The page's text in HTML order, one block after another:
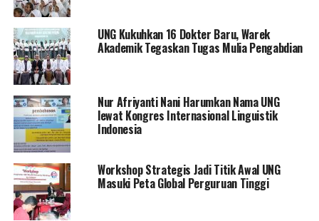
Beasiswa ini tidak hanya memberikan bebas biaya Uang
Kuliah Tunggal (UKT) per semester, tetapi juga
tunjangan biaya hidup sebesar Rp700.000 per bulan.
Mahasiswa dapat mendaftar secara daring melalui
https://s.ung.ac.id/BPG_2025
Menurut Darman, program beasiswa ini merupakan
bentuk nyata sinergi antara UNG dan PT Pegadaian
dalam meningkatkan motivasi belajar mahasiswa, serta
mendukung keberlanjutan studi mereka melalui
dukungan finansial yang berkelanjutan.
UNG Kukuhkan 16 Dokter Baru, Warek
Akademik Tegaskan Tugas Mulia Pengabdian
Nur Afriyanti Nani Harumkan Nama UNG
lewat Kongres Internasional Linguistik
Indonesia
Workshop Strategis Jadi Titik Awal UNG
Masuki Peta Global Perguruan Tinggi